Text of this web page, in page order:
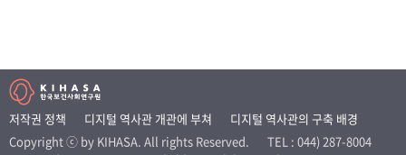
저작권 정책 디지털 역사관 개관에 부쳐
디지털 역사관의 구축 배경
Copyright ⓒ by KIHASA. All rights Reserved.
TEL : 044) 287-8004